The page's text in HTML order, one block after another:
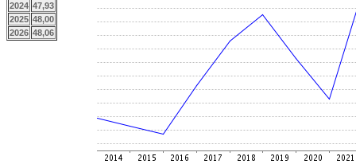
2024 47,93
2025 48,00
2026 48,06